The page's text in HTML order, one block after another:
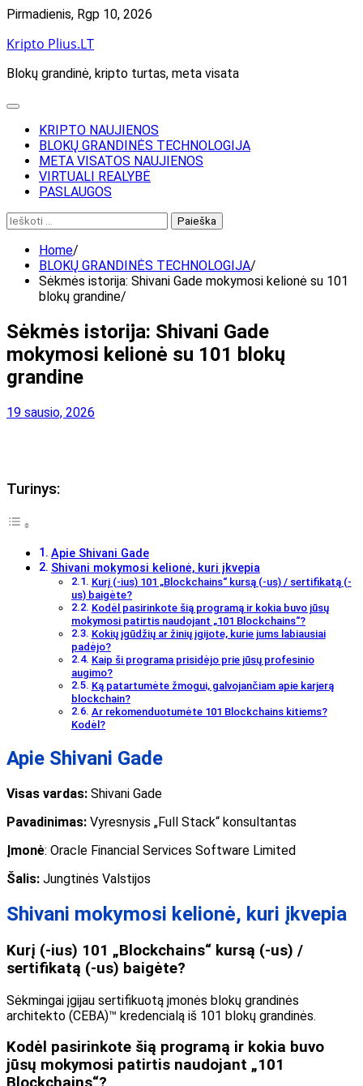
Skip
content
Pirmadienis, Rgp 10, 2026
Kripto Plius.LT
Blokų grandinė, kripto turtas, meta visata
KRIPTO NAUJIENOS
BLOKŲ GRANDINĖS TECHNOLOGIJA
META VISATOS NAUJIENOS
VIRTUALI REALYBĖ
PASLAUGOS
Ieškoti:
Home
BLOKŲ GRANDINĖS TECHNOLOGIJA
Sėkmės istorija: Shivani Gade mokymosi kelionė su 101
blokų grandine
Sėkmės istorija: Shivani Gade
mokymosi kelionė su 101 blokų
grandine
19 sausio, 2026
Turinys:
Apie Shivani Gade
Shivani mokymosi kelionė, kuri įkvepia
Kurį (-ius) 101 „Blockchains“ kursą (-us) / sertifikatą (-
us) baigėte?
Kodėl pasirinkote šią programą ir kokia buvo jūsų
mokymosi patirtis naudojant „101 Blockchains“?
Kokių įgūdžių ar žinių įgijote, kurie jums labiausiai
padėjo?
Kaip ši programa prisidėjo prie jūsų profesinio
augimo?
Ką patartumėte žmogui, galvojančiam apie karjerą
blockchain?
Ar rekomenduotumėte 101 Blockchains kitiems?
Kodėl?
Apie Shivani Gade
Visas vardas: Shivani Gade
Pavadinimas: Vyresnysis „Full Stack“ konsultantas
Įmonė: Oracle Financial Services Software Limited
Šalis: Jungtinės Valstijos
Shivani mokymosi kelionė, kuri įkvepia
Kurį (-ius) 101 „Blockchains“ kursą (-us) /
sertifikatą (-us) baigėte?
Sėkmingai įgijau sertifikuotą įmonės blokų grandinės
architekto (CEBA)™ kredencialą iš 101 blokų grandinės.
Kodėl pasirinkote šią programą ir kokia buvo
jūsų mokymosi patirtis naudojant „101